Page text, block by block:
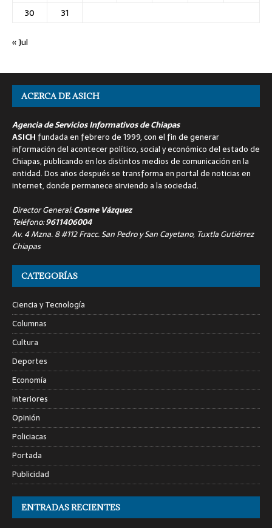
30
31
« Jul
ACERCA DE ASICH
Agencia de Servicios Informativos de Chiapas
ASICH fundada en febrero de 1999, con el fin de generar
información del acontecer político, social y económico del estado de
Chiapas, publicando en los distintos medios de comunicación en la
entidad. Dos años después se transforma en portal de noticias en
internet, donde permanece sirviendo a la sociedad.
Director General:Cosme Vázquez
Teléfono:9611406004
Av. 4 Mzna. 8 #112 Fracc. San Pedro y San Cayetano, Tuxtla Gutiérrez
Chiapas
CATEGORÍAS
Ciencia y Tecnología
Columnas
Cultura
Deportes
Economía
Interiores
Opinión
Policiacas
Portada
Publicidad
ENTRADAS RECIENTES